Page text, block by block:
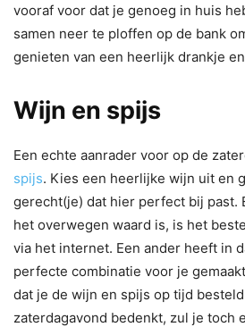
vooraf voor dat je genoeg in huis
samen neer te ploffen op de bank
genieten van een heerlijk drankje
Wijn en spijs
Een echte aanrader voor op de
spijs. Kies een heerlijke wijn uit en
gerecht(je) dat hier perfect bij past.
het overwegen waard is, is het
via het internet. Een ander heeft in
perfecte combinatie voor je
dat je de wijn en spijs op tijd
zaterdagavond bedenkt, zul je toch